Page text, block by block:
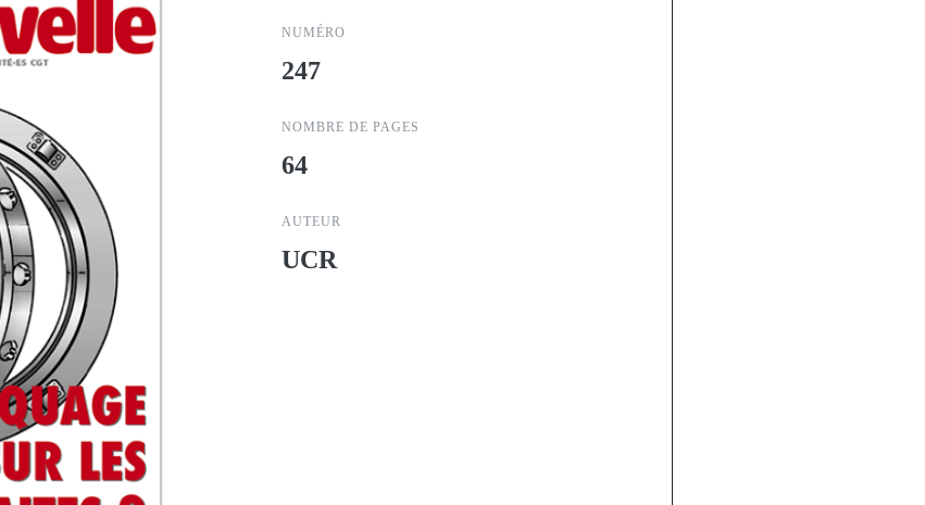
NUMÉRO
247
NOMBRE DE PAGES
64
AUTEUR
UCR